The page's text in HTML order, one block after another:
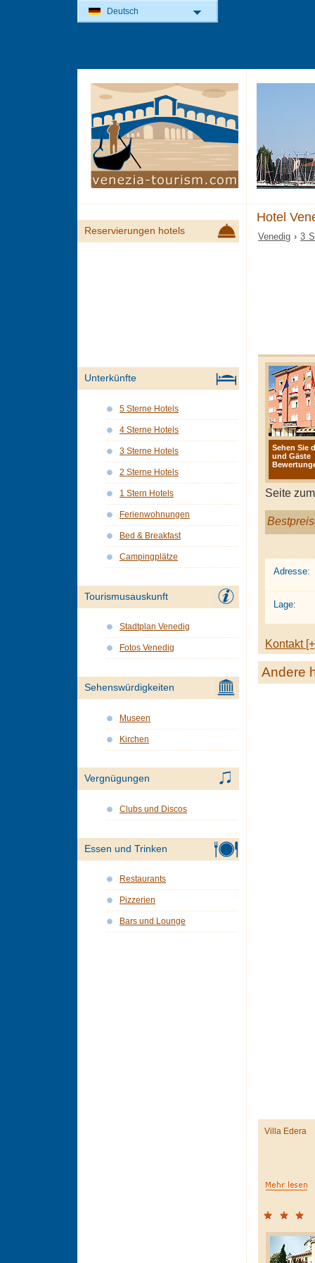
Hotel
Venedig ›3
Sehen Sie
und Gäste
Bewertunge
Seite
Adresse:
Lage:
Kontakt
Andere
Villa Edera
Reservierungen hotels
Unterkünfte
5 Sterne Hotels
4 Sterne Hotels
3 Sterne Hotels
2 Sterne Hotels
1 Stern Hotels
Ferienwohnungen
Bed & Breakfast
Campingplätze
Tourismusauskunft
Stadtplan Venedig
Fotos Venedig
Sehenswürdigkeiten
Museen
Kirchen
Vergnügungen
Clubs und Discos
Essen und Trinken
Restaurants
Pizzerien
Bars und Lounge
Deutsch